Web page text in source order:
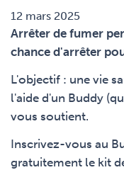
12 mars 2025
Arrêter de fumer
chance d'arrêter
L'objectif : une vie
l'aide d'un Buddy
vous soutient.
Inscrivez-vous au
gratuitement le kit